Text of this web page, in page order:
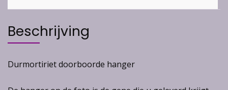
Beschrijving
Durmortiriet doorboorde hanger